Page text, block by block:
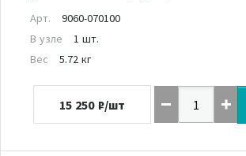
Арт.
9060-070100
В узле
1 шт.
Вес
5.72 кг
15 250 ₽/шт